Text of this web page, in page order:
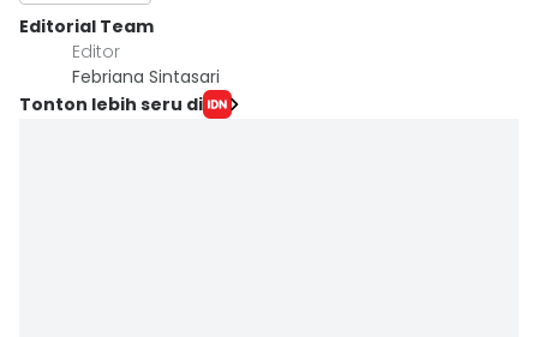
Editorial Team
Editor
Febriana Sintasari
Tonton lebih seru di